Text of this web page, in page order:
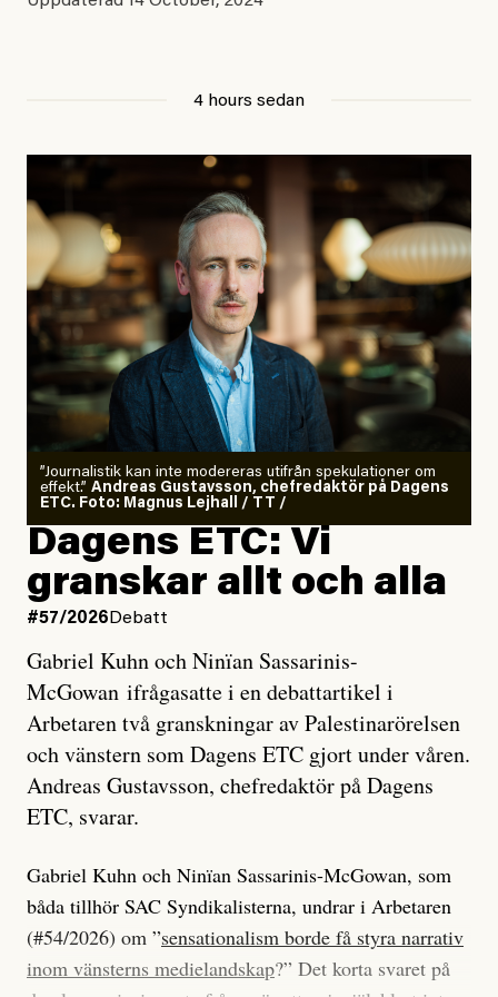
4 hours sedan
”Journalistik kan inte modereras utifrån spekulationer om
effekt.” Andreas Gustavsson, chefredaktör på Dagens
ETC. Foto: Magnus Lejhall / TT /
Dagens ETC: Vi
granskar allt och alla
#57/2026 Debatt
Gabriel Kuhn och Ninïan Sassarinis-
McGowan ifrågasatte i en debattartikel i
Arbetaren två granskningar av Palestinarörelsen
och vänstern som Dagens ETC gjort under våren.
Andreas Gustavsson, chefredaktör på Dagens
ETC, svarar.
Gabriel Kuhn och Ninïan Sassarinis-McGowan, som
båda tillhör SAC Syndikalisterna, undrar i Arbetaren
(#54/2026) om ”sensationalism borde få styra narrativ
inom vänsterns medielandskap?” Det korta svaret på